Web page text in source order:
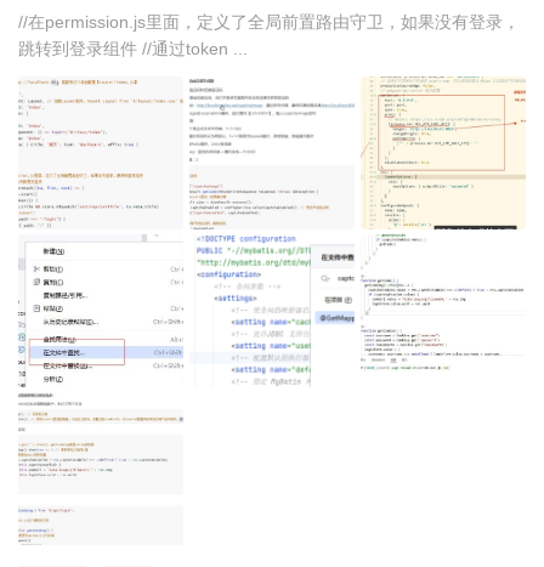
//在permission.js里面，定义了全局前置路由守卫，如果没有登录，
跳转到登录组件 //通过token ...